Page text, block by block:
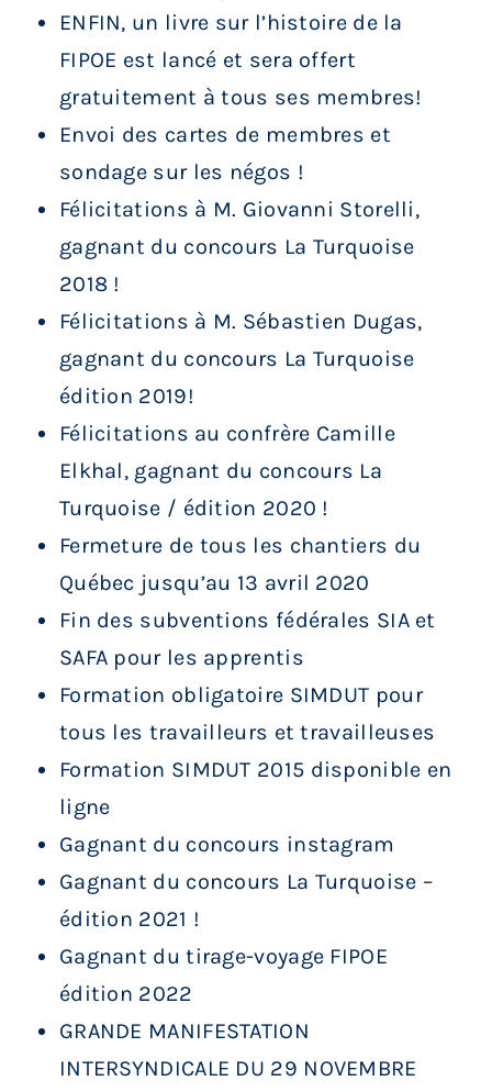
ENFIN, un livre sur l’histoire de la
FIPOE est lancé et sera offert
gratuitement à tous ses membres!
Envoi des cartes de membres et
sondage sur les négos !
Félicitations à M. Giovanni Storelli,
gagnant du concours La Turquoise
2018 !
Félicitations à M. Sébastien Dugas,
gagnant du concours La Turquoise
édition 2019!
Félicitations au confrère Camille
Elkhal, gagnant du concours La
Turquoise / édition 2020 !
Fermeture de tous les chantiers du
Québec jusqu’au 13 avril 2020
Fin des subventions fédérales SIA et
SAFA pour les apprentis
Formation obligatoire SIMDUT pour
tous les travailleurs et travailleuses
Formation SIMDUT 2015 disponible en
ligne
Gagnant du concours instagram
Gagnant du concours La Turquoise –
édition 2021 !
Gagnant du tirage-voyage FIPOE
édition 2022
GRANDE MANIFESTATION
INTERSYNDICALE DU 29 NOVEMBRE